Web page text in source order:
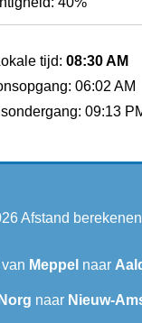
tijd: 08:30 AM
06:02 AM
09:13
Afstand berekenen
Meppel naar
Norg naar Nieuw-